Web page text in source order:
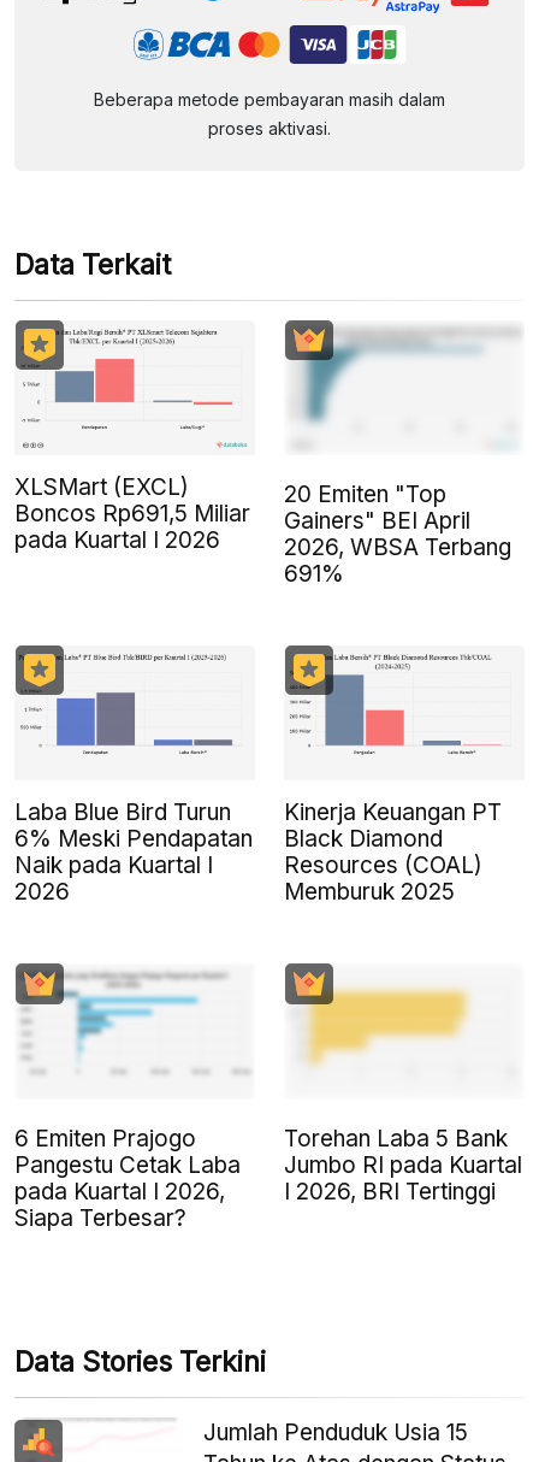
Beberapa metode pembayaran masih dalam
proses aktivasi.
Data Terkait
XLSMart (EXCL)
Boncos Rp691,5 Miliar
pada Kuartal I 2026
20 Emiten "Top
Gainers" BEI April
2026, WBSA Terbang
691%
Laba Blue Bird Turun
6% Meski Pendapatan
Naik pada Kuartal I
2026
Kinerja Keuangan PT
Black Diamond
Resources (COAL)
Memburuk 2025
6 Emiten Prajogo
Pangestu Cetak Laba
pada Kuartal I 2026,
Siapa Terbesar?
Torehan Laba 5 Bank
Jumbo RI pada Kuartal
I 2026, BRI Tertinggi
Data Stories Terkini
Jumlah Penduduk Usia 15